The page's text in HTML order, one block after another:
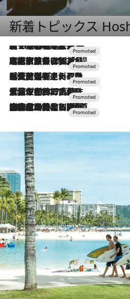
新着トピックス
2026.8.7
【トンボの足水浴】ヒノキの香りに包まれて涼感マックス！約13℃の湧水かけ流しを避暑地「星野温泉 トンボの湯」で体験
2026.7.31
【ホテル帰省】という選択肢をOMOが提案。家族とほどよい距離を保つには「昼は実家、夜は気兼ねなくホテルで！」
2026.7.24
【夏限定ディナーコース】旬を迎える稚鮎や花ズッキーニなどをイタリア・トスカーナの郷土料理の手法で満喫！
2026.7.17
「土佐和ハーブかき氷」がOMO7高知に登場！生姜、山椒、大葉など目にも舌にも涼を呼ぶ郷土の味
2026.7.10
NEW OPEN！【界 草津】名湯の地に誕生。趣の異なる2種の温泉と上州ならではの会席・蕎麦割烹など美食を味わう究極の癒やし旅